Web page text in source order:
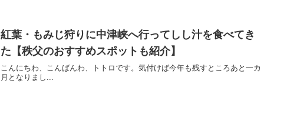
紅葉・もみじ狩りに中津峡へ行ってしし汁を食べてき
た【秩父のおすすめスポットも紹介】
こんにちわ、こんばんわ、トトロです。気付けば今年も残すところあと一カ
月となりまし...